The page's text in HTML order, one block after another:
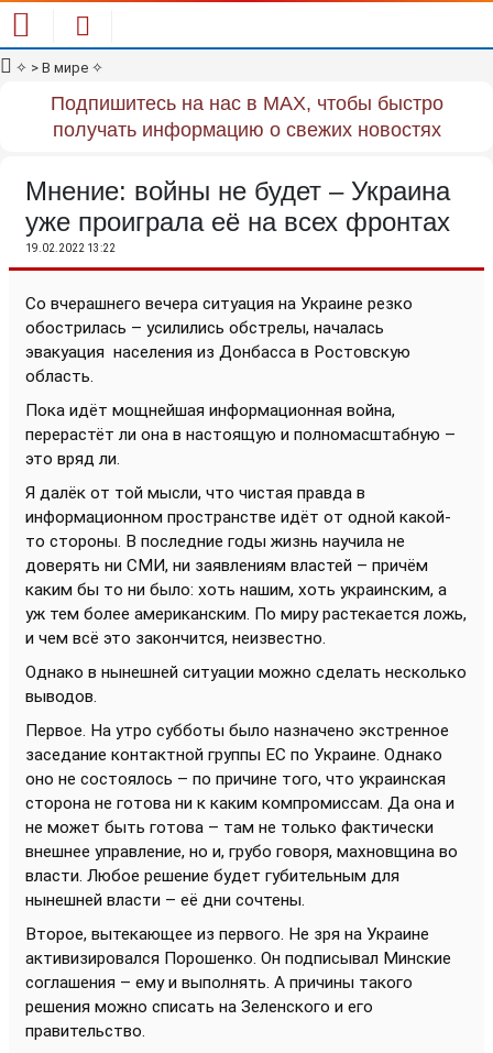
✧ > В мире ✧
Подпишитесь на нас в MAX, чтобы быстро
получать информацию о свежих новостях
Мнение: войны не будет – Украина
уже проиграла её на всех фронтах
19.02.2022 13:22
Со вчерашнего вечера ситуация на Украине резко
обострилась – усилились обстрелы, началась
эвакуация населения из Донбасса в Ростовскую
область.
Пока идёт мощнейшая информационная война,
перерастёт ли она в настоящую и полномасштабную –
это вряд ли.
Я далёк от той мысли, что чистая правда в
информационном пространстве идёт от одной какой-
то стороны. В последние годы жизнь научила не
доверять ни СМИ, ни заявлениям властей – причём
каким бы то ни было: хоть нашим, хоть украинским, а
уж тем более американским. По миру растекается ложь,
и чем всё это закончится, неизвестно.
Однако в нынешней ситуации можно сделать несколько
выводов.
Первое. На утро субботы было назначено экстренное
заседание контактной группы ЕС по Украине. Однако
оно не состоялось – по причине того, что украинская
сторона не готова ни к каким компромиссам. Да она и
не может быть готова – там не только фактически
внешнее управление, но и, грубо говоря, махновщина во
власти. Любое решение будет губительным для
нынешней власти – её дни сочтены.
Второе, вытекающее из первого. Не зря на Украине
активизировался Порошенко. Он подписывал Минские
соглашения – ему и выполнять. А причины такого
решения можно списать на Зеленского и его
правительство.